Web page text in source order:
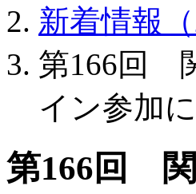
新着情報（
第166回
イン参加
第166回